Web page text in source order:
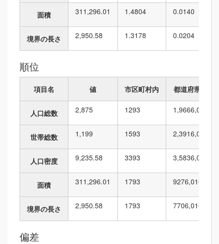
面積 311,296.01 1.4804 0.0140
境界の長さ 2,950.58 1.3178 0.0204
順位
項目名 値 市区町村内 都道府県内
人口総数 2,875 1293 1,9666,010
世帯総数 1,199 1593 2,3916,010
人口密度 9,235.58 3393 3,5836,010
面積 311,296.01 1793 9276,010
境界の長さ 2,950.58 1793 7706,010
偏差